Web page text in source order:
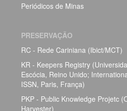
Periódicos de Minas
PRESERVAÇÃO
RC - Rede Cariniana (Ibict/MCT)
KR - Keepers Registry
Escócia, Reino Unido;
ISSN, Paris, França)
PKP - Public Knowledge Projetc
Harvester)